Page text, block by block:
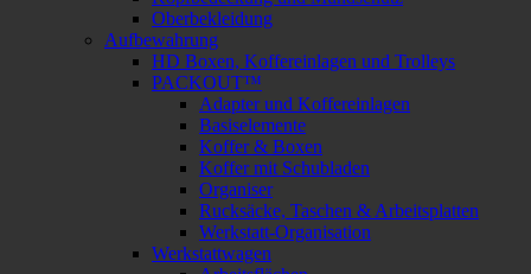
Oberbekleidung
Aufbewahrung
HD Boxen, Koffereinlagen und Trolleys
PACKOUT™
Adapter und Koffereinlagen
Basiselemente
Koffer & Boxen
Koffer mit Schubladen
Organiser
Rucksäcke, Taschen & Arbeitsplatten
Werkstatt-Organisation
Werkstattwagen